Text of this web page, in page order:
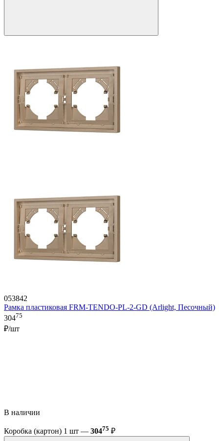
053842
Рамка пластиковая FRM-TENDO-PL-2-GD (Arlight, Песочный)
30475
₽/шт
В наличии
Коробка (картон) 1 шт — 30475 ₽